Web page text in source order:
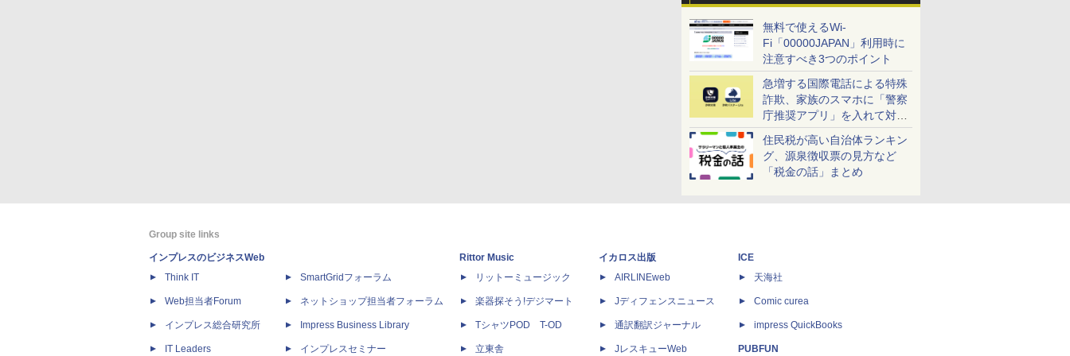
無料で使えるWi-
Fi「00000JAPAN」利用時に
注意すべき3つのポイント
急増する国際電話による特殊
詐欺、家族のスマホに「警察
庁推奨アプリ」を入れて対策
しよう！
住民税が高い自治体ランキン
グ、源泉徴収票の見方など
「税金の話」まとめ
Group site links
インプレスのビジネスWeb
Think IT
Web担当者Forum
インプレス総合研究所
IT Leaders
SmartGridフォーラム
ネットショップ担当者フォーラム
Impress Business Library
インプレスセミナー
Rittor Music
リットーミュージック
楽器探そう!デジマート
TシャツPOD T-OD
立東舎
イカロス出版
AIRLINEweb
Jディフェンスニュース
通訳翻訳ジャーナル
JレスキューWeb
ICE
天海社
Comic curea
impress QuickBooks
PUBFUN